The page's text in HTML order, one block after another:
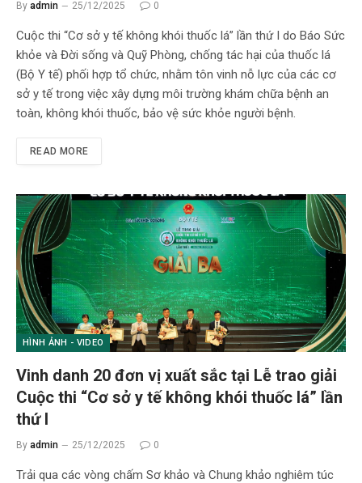
By admin 25/12/2025 0
Cuộc thi “Cơ sở y tế không khói thuốc lá” lần thứ I do Báo Sức
khỏe và Đời sống và Quỹ Phòng, chống tác hại của thuốc lá
(Bộ Y tế) phối hợp tổ chức, nhằm tôn vinh nỗ lực của các cơ
sở y tế trong việc xây dựng môi trường khám chữa bệnh an
toàn, không khói thuốc, bảo vệ sức khỏe người bệnh.
READ MORE
HÌNH ẢNH - VIDEO
Vinh danh 20 đơn vị xuất sắc tại Lễ trao giải
Cuộc thi “Cơ sở y tế không khói thuốc lá” lần
thứ I
By admin 25/12/2025 0
Trải qua các vòng chấm Sơ khảo và Chung khảo nghiêm túc